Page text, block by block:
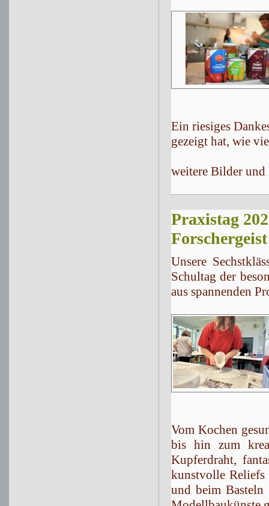
Ein riesiges
gezeigt hat, wie
weitere Bilder
Praxistag
Unsere
Schultag der
aus spannenden
Vom Kochen
bis hin zum
Kupferdraht,
kunstvolle
und beim